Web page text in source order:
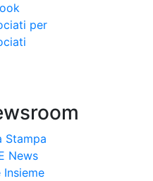
per
Stampa
News
Insieme